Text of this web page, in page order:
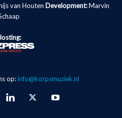
van Houten Development: Marvin
op:info@korpsmuziek.nl